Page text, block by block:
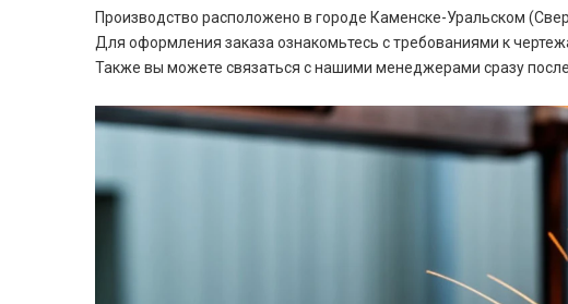
Производство расположено в городе Каменске-Уральском
Для оформления заказа ознакомьтесь с требованиями к
Также вы можете связаться с нашими менеджерами сразу